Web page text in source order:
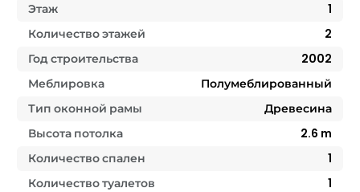
Этаж
1
Количество этажей
2
Год строительства
2002
Меблировка
Полумеблированный
Тип оконной рамы
Древесина
Высота потолка
2.6 m
Количество спален
1
Количество туалетов
1